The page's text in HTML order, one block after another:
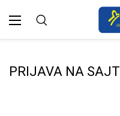
PRIJAVA NA SAJT